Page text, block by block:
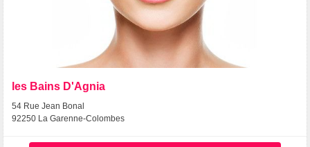
les Bains D'Agnia
54 Rue Jean Bonal
92250 La Garenne-Colombes